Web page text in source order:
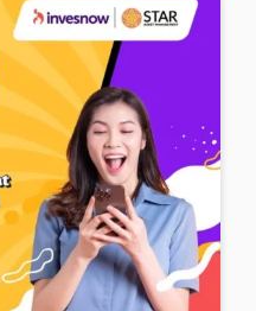
Sekuritas X
2022